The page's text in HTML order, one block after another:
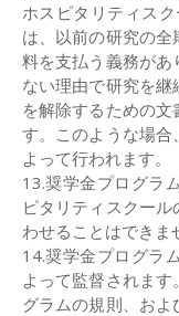
ホスピタリティス
は、以前の研究の
料を支払う義務があ
ない理由で研究を
を解除するための
す。このような場
よって行われます。
13.奨学金プログラ
ピタリティスクー
わせることはできま
14.奨学金プログラ
よって監督されま
グラムの規則、お